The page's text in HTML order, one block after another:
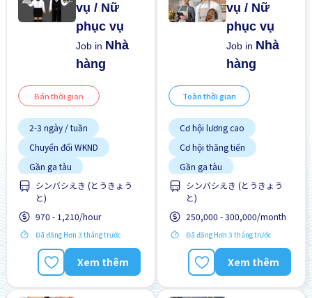
vụ / Nữ
phục vụ
Job in Nhà
hàng
Bán thời gian
2-3 ngày / tuần
Chuyển đổi WKND
Gần ga tàu
Không cần kinh nghiệm
Vài giờ làm việc
シンバシえき (とうきょう
と)
970 - 1,210/hour
Đã đăng Hơn 3 tháng trước
Xem thêm
vụ / Nữ
phục vụ
Job in Nhà
hàng
Toàn thời gian
Cơ hội lương cao
Cơ hội thăng tiến
Gần ga tàu
Giao dịch đã thanh toán
Hỗ trợ bữa ăn
Lao động người nước
ngoài
Ưu tiên nam giới
シンバシえき (とうきょう
と)
250,000 - 300,000/month
Đã đăng Hơn 3 tháng trước
Xem thêm